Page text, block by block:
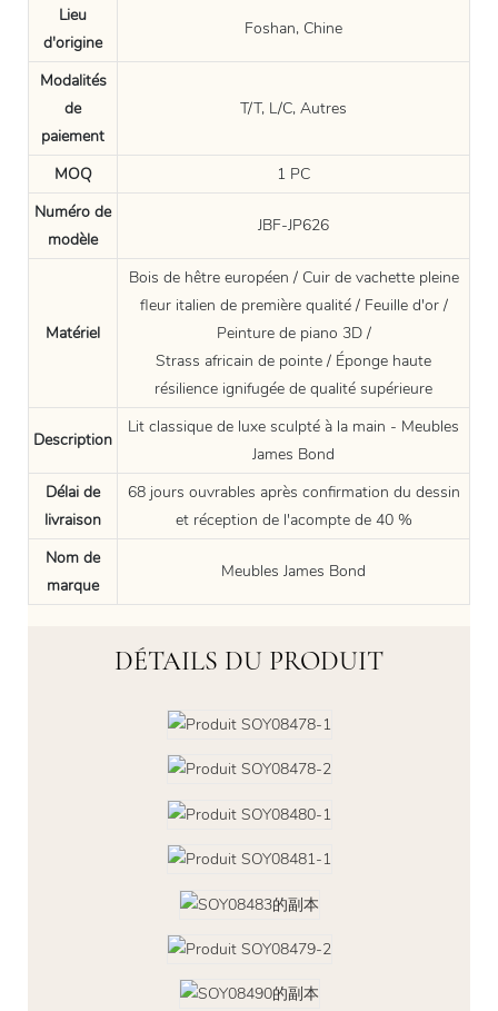
Lieu
d'origine
Foshan, Chine
Modalités
de
paiement
T/T, L/C, Autres
MOQ
1 PC
Numéro de
modèle
JBF-JP626
Matériel
Bois de hêtre européen / Cuir de vachette pleine
fleur italien de première qualité / Feuille d'or /
Peinture de piano 3D /
Strass africain de pointe / Éponge haute
résilience ignifugée de qualité supérieure
Description
Lit classique de luxe sculpté à la main - Meubles
James Bond
Délai de
livraison
68 jours ouvrables après confirmation du dessin
et réception de l'acompte de 40 %
Nom de
marque
Meubles James Bond
DÉTAILS DU PRODUIT